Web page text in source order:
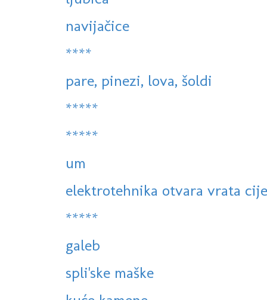
navijačice
****
pare, pinezi, lova, šoldi
*****
*****
um
elektrotehnika otvara vrata
*****
galeb
spli'ske maške